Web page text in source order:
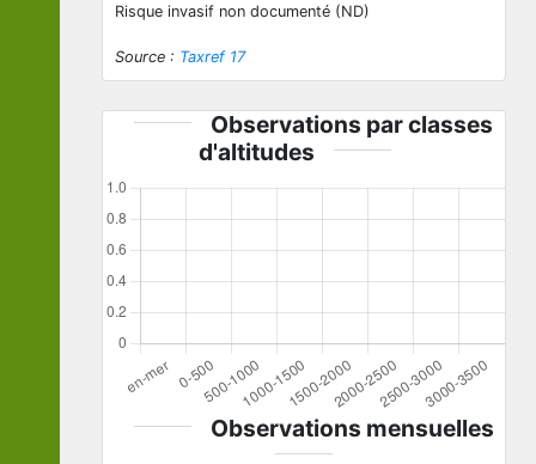
Risque invasif non documenté (ND)
Source : Taxref 17
Observations par classes
d'altitudes
Observations mensuelles